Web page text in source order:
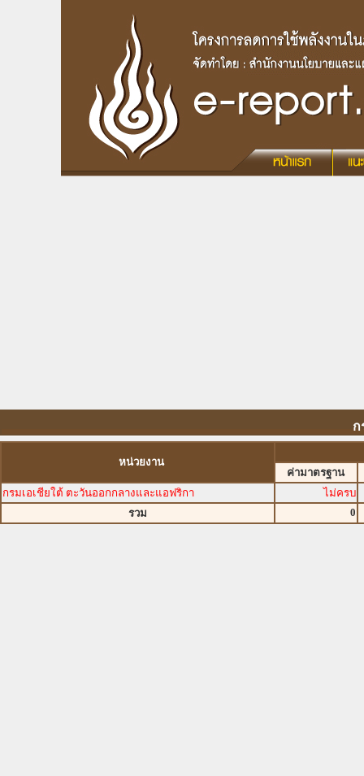
ก
หน่วยงาน
ค่ามาตรฐาน
กรมเอเชียใต้ ตะวันออกกลางและแอฟริกา
ไม่ครบ
รวม
0